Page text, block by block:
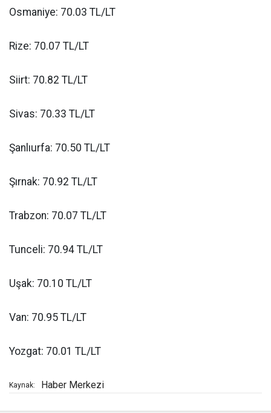
Osmaniye: 70.03 TL/LT
Rize: 70.07 TL/LT
Siirt: 70.82 TL/LT
Sivas: 70.33 TL/LT
Şanlıurfa: 70.50 TL/LT
Şırnak: 70.92 TL/LT
Trabzon: 70.07 TL/LT
Tunceli: 70.94 TL/LT
Uşak: 70.10 TL/LT
Van: 70.95 TL/LT
Yozgat: 70.01 TL/LT
Kaynak: Haber Merkezi